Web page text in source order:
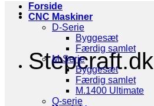
Stepcraft.dk
Forside
CNC Maskiner
D-Serie
Byggesæt
Færdig samlet
M-Serie
Byggesæt
Færdig samlet
M.1400 Ultimate
Q-serie